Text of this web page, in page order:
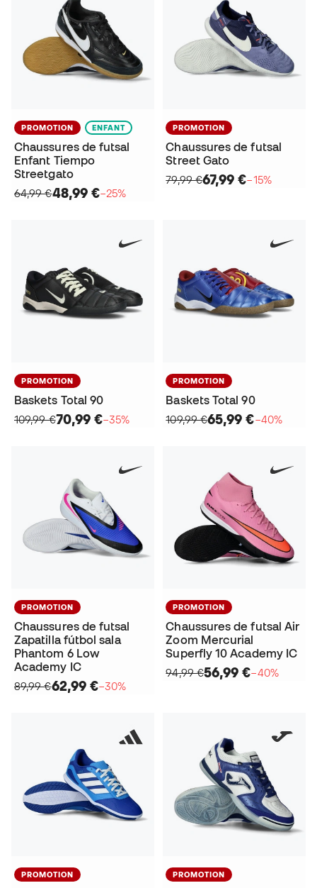
PROMOTION ENFANT
Chaussures de futsal
Enfant Tiempo
Streetgato
64,99 €48,99 €−25%
PROMOTION
Chaussures de futsal
Street Gato
79,99 €67,99 €−15%
PROMOTION
Baskets Total 90
109,99 €70,99 €−35%
PROMOTION
Baskets Total 90
109,99 €65,99 €−40%
PROMOTION
Chaussures de futsal
Zapatilla fútbol sala
Phantom 6 Low
Academy IC
89,99 €62,99 €−30%
PROMOTION
Chaussures de futsal Air
Zoom Mercurial
Superfly 10 Academy IC
94,99 €56,99 €−40%
PROMOTION PROMOTION